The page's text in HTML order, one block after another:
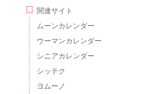
関連サイト
ムーンカレンダー
ウーマンカレンダー
シニアカレンダー
シッテク
ヨムーノ